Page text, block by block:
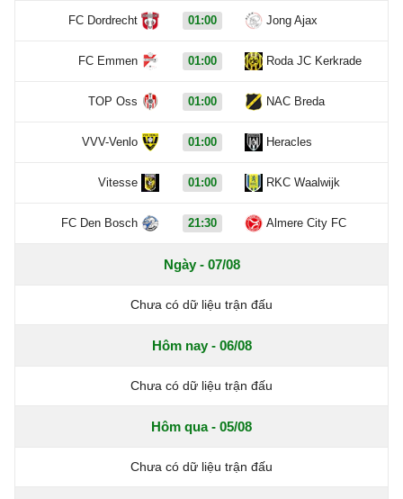
FC Dordrecht 01:00 Jong Ajax
FC Emmen 01:00 Roda JC Kerkrade
TOP Oss 01:00 NAC Breda
VVV-Venlo 01:00 Heracles
Vitesse 01:00 RKC Waalwijk
FC Den Bosch 21:30 Almere City FC
Ngày - 07/08
Chưa có dữ liệu trận đấu
Hôm nay - 06/08
Chưa có dữ liệu trận đấu
Hôm qua - 05/08
Chưa có dữ liệu trận đấu